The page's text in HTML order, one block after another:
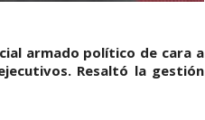
armado político de cara a
Resaltó la gestión